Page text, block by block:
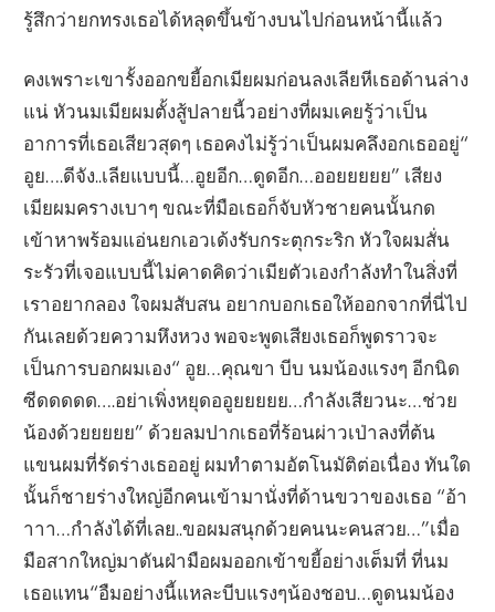
รู้สึกว่ายกทรงเธอได้หลุดขึ้นข้างบนไปก่อนหน้านี้แล้ว
คงเพราะเขารั้งออกขยี้อกเมียผมก่อนลงเลียหีเธอด้านล่าง
แน่ หัวนมเมียผมตั้งสู้ปลายนี้วอย่างที่ผมเคยรู้ว่าเป็น
อาการที่เธอเสียวสุดๆ เธอคงไม่รู้ว่าเป็นผมคลึงอกเธออยู่“
อูย….ดีจัง..เลียแบบนี้…อูยอีก…ดูดอีก…ออยยยยย” เสียง
เมียผมครางเบาๆ ขณะที่มือเธอก็จับหัวชายคนนั้นกด
เข้าหาพร้อมแอ่นยกเอวเด้งรับกระตุกระริก หัวใจผมสั่น
ระรัวที่เจอแบบนี้ไม่คาดคิดว่าเมียตัวเองกำลังทำในสิ่งที่
เราอยากลอง ใจผมสับสน อยากบอกเธอให้ออกจากที่นี่ไป
กันเลยด้วยความหึงหวง พอจะพูดเสียงเธอก็พูดราวจะ
เป็นการบอกผมเอง“ อูย…คุณขา บีบ นมน้องแรงๆ อีกนิด
ซีดดดดด….อย่าเพิ่งหยุดออูยยยยย…กำลังเสียวนะ…ช่วย
น้องด้วยยยยย” ด้วยลมปากเธอที่ร้อนผ่าวเป่าลงที่ต้น
แขนผมที่รัดร่างเธออยู่ ผมทำตามอัตโนมัติต่อเนื่อง ทันใด
นั้นก็ชายร่างใหญ่อีกคนเข้ามานั่งที่ด้านขวาของเธอ “อ้า
าาา…กำลังได้ที่เลย..ขอผมสนุกด้วยคนนะคนสวย…”เมื่อ
มือสากใหญ่มาดันฝ่ามือผมออกเข้าขยี้อย่างเต็มที่ ที่นม
เธอแทน“อืมอย่างนี้แหละบีบแรงๆน้องชอบ…ดูดนมน้อง